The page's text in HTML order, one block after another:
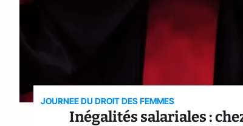
JOURNEE DU DROIT DES FEMMES
Inégalités salariales :